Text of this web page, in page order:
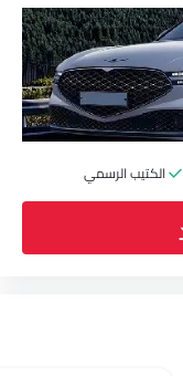
الكتيب الرسمي